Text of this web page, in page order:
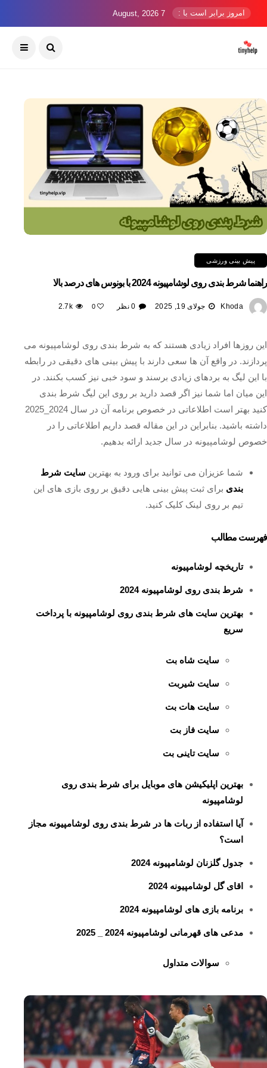
امروز برابر است با : 7 August, 2026
پیش بینی ورزشی
راهنما شرط بندی روی لوشامپیونه 2024 با بونوس های درصد بالا
Khoda جولای 19, 2025 0 نظر 0
2.7k
این روزها افراد زیادی هستند که به شرط بندی روی لوشامپیونه می
پردازند. در واقع آن ها سعی دارند با پیش بینی های دقیقی در رابطه
با این لیگ به بردهای زیادی برسند و سود خبی نیز کسب بکنند. در
این میان اما شما نیز اگر قصد دارید بر روی این لیگ شرط بندی
کنید بهتر است اطلاعاتی در خصوص برنامه آن در سال 2024_2025
داشته باشید. بنابراین در این مقاله قصد داریم اطلاعاتی را در
خصوص لوشامپیونه در سال جدید ارائه بدهیم.
شما عزیزان می توانید برای ورود به بهترین سایت شرط
بندی برای ثبت پیش بینی هایی دقیق بر روی بازی های این
تیم بر روی لینک کلیک کنید.
فهرست مطالب
تاریخچه لوشامپیونه
شرط بندی روی لوشامپیونه 2024
بهترین سایت‌ های شرط بندی روی لوشامپیونه با پرداخت
سریع
سایت شاه بت
سایت شیربت
سایت هات بت
سایت فاز بت
سایت تاینی بت
بهترین اپلیکیشن‌ های موبایل برای شرط بندی روی
لوشامپیونه
آیا استفاده از ربات‌ ها در شرط بندی روی لوشامپیونه مجاز
است؟
جدول گلزنان لوشامپیونه 2024
اقای گل لوشامپیونه 2024
برنامه بازی های لوشامپیونه 2024
مدعی های قهرمانی لوشامپیونه 2024 _ 2025
سوالات متداول